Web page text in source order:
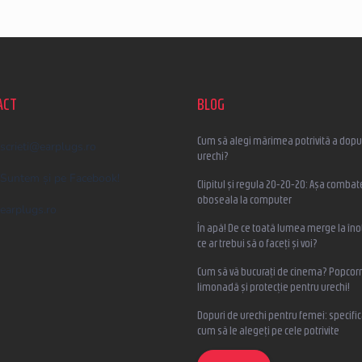
scrieti @ earplugs.ro
Suntem și pe Facebook!
earplugs.ro
BLOG
Cum să alegi mărimea potrivită a
urechi?
Clipitul și regula 20-20-20: Așa
oboseala la computer
În apă! De ce toată lumea merge la
ce ar trebui să o faceți și voi?
Cum să vă bucurați de cinema?
limonadă și protecție pentru urechi!
Dopuri de urechi pentru femei:
cum să le alegeți pe cele potrivite